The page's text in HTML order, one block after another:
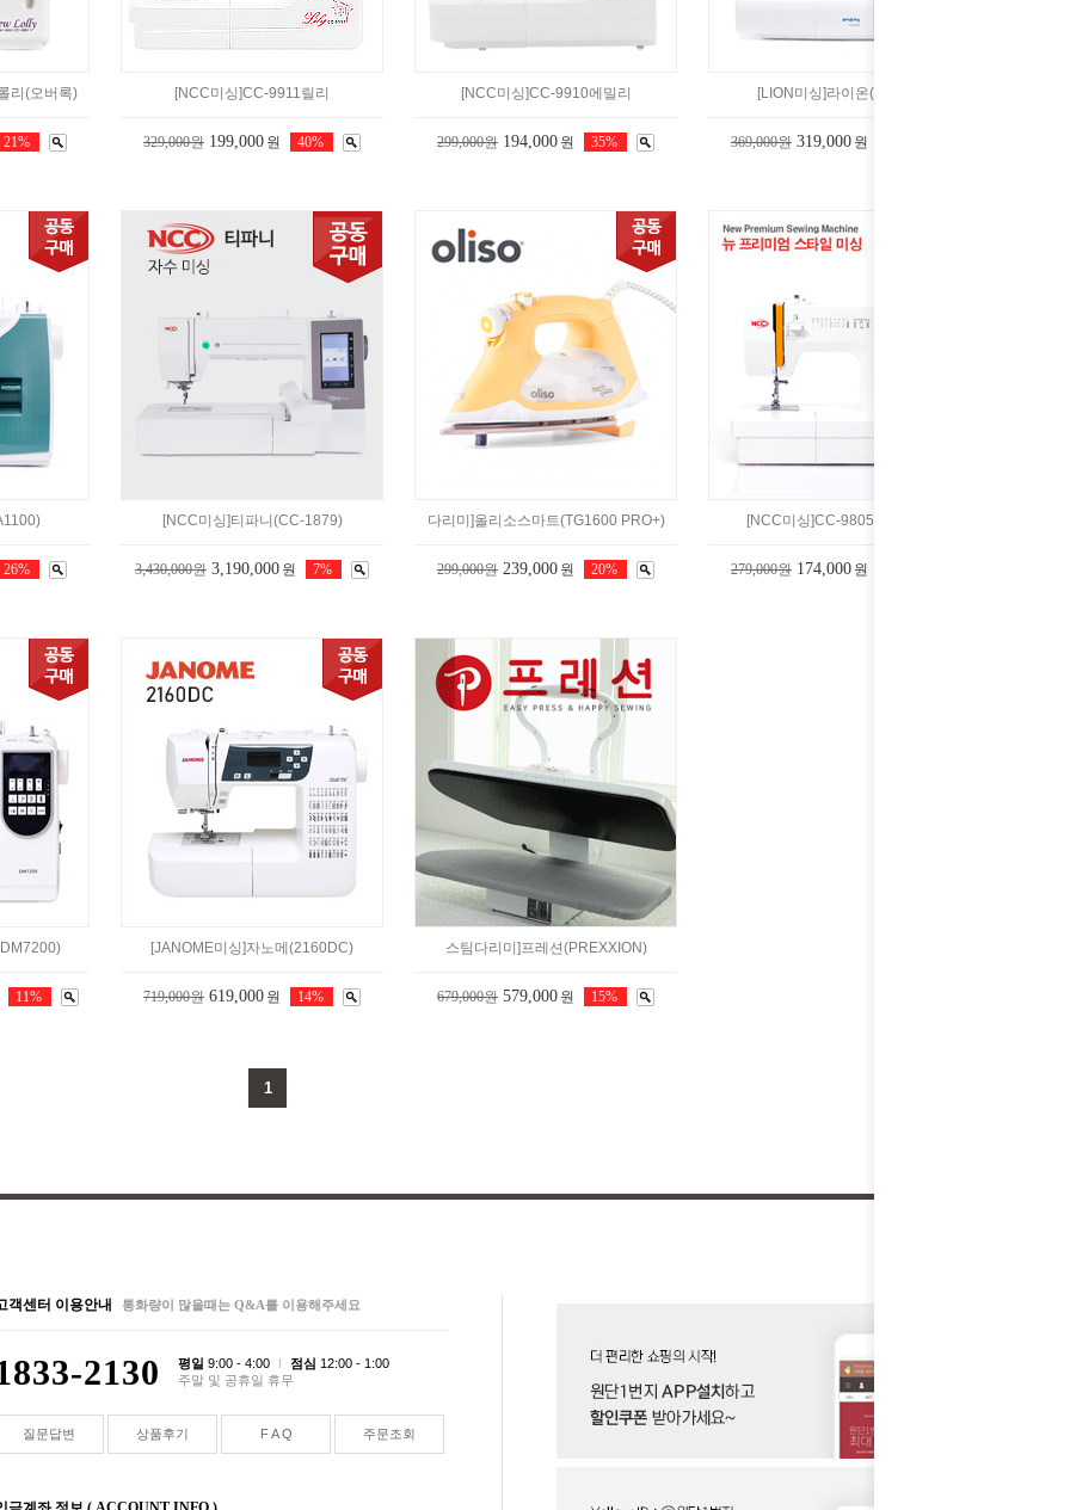
리(오버록)
21%
[NCC미싱]CC-9911릴리
329,000원 199,000 원 40%
[NCC미싱]CC-9910에밀리
299,000원 194,000 원 35%
[LION미싱]라이온(A1300)
369,000원 319,000 원
26%
[NCC미싱]티파니(CC-1879)
3,430,000원 3,190,000 원 7%
다리미]올리소스마트(TG1600 PRO+)
299,000원 239,000 원 20%
[NCC미싱]CC-9805데이지10
279,000원 174,000 원
11%
[JANOME미싱]자노메(2160DC)
719,000원 619,000 원 14%
스팀다리미]프레션(PREXXION)
679,000원 579,000 원 15%
1
객센터 이용안내 통화량이 많을때는 Q&A를 이용해주세요
2130 평일 9:00 - 4:00 점심 12:00 - 1:00
주말 및 공휴일 휴무
질문답변 상품후기 F A Q 주문조회